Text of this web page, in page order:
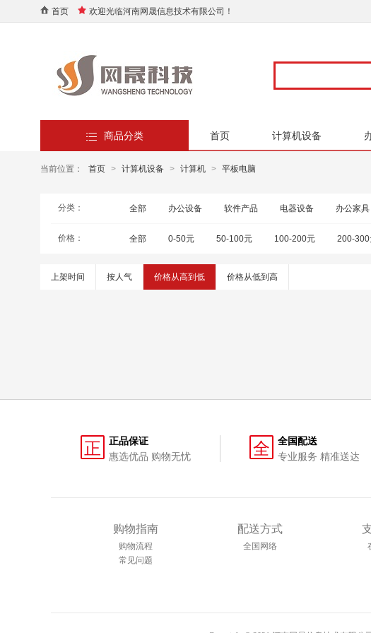
首页 欢迎光临河南网晟信息技术有限公司！
商品分类 首页 计算机设备
当前位置： 首页 > 计算机设备 > 计算机 > 平板电脑
分类： 全部 办公设备 软件产品 电器设备 办公家具
价格： 全部 0-50元 50-100元 100-200元 200-300
上架时间 按人气 价格从高到低 价格从低到高
正
正品保证
惠选优品 购物无忧
全
全国配送
专业服务 精准送达
购物指南
购物流程
常见问题
配送方式
全国网络